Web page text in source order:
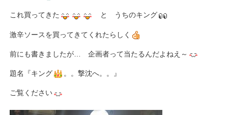
これ買ってきた と うちのキング
激辛ソースを買ってきてくれたらしく
前にも書きましたが… 企画者って当たるんだよねえ～
題名『キング 。。撃沈へ。。』
ご覧ください